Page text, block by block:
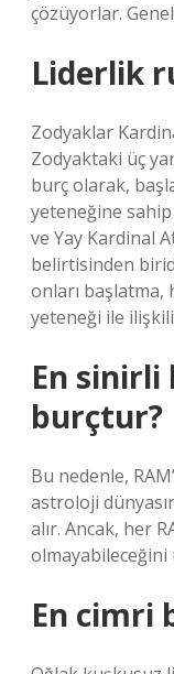
çözüyorlar.
Liderlik
Zodyaklar
Zodyaktaki üç
burç olarak,
yeteneğine
ve Yay Kardinal
belirtisinden
onları başlatma,
yeteneği ile
En sinirli
burçtur?
Bu nedenle,
astroloji
alır. Ancak, her
olmayabileceğini
En cimri